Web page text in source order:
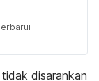
tidak disarankan